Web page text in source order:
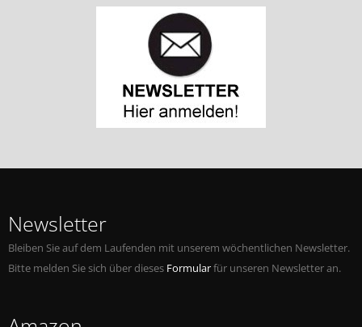
Newsletter
Bleiben Sie auf dem Laufenden mit unserem wöchentlichen Newsletter.
Bitte melden Sie sich über dieses Formularfür unseren Newsletter an.